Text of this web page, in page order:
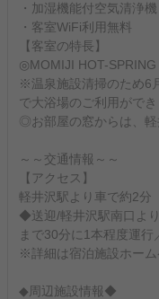
・加湿機能付空気清浄
・客室WiFi利用無料
【客室の特長】
◎MOMIJI HOT-
※温泉施設清掃のため6
で大浴場のご利用ができ
◎お部屋の窓からは、軽
～～交通情報～～
【アクセス】
軽井沢駅より車で約2分
◆送迎/軽井沢駅南口よ
まで30分に1本程度運
※詳細は宿泊施設ホーム
◆周辺施設情報◆